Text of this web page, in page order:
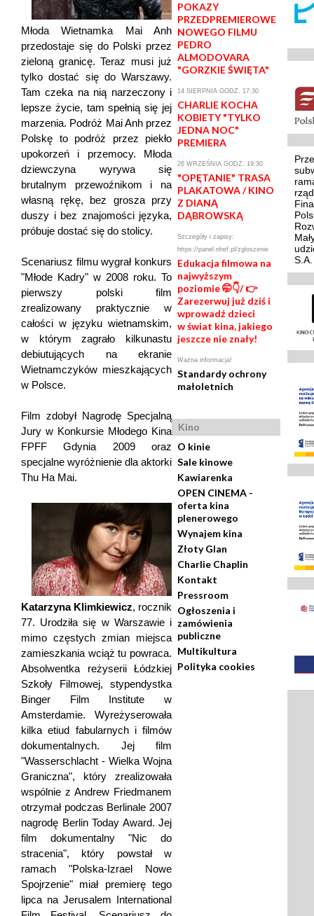
Młoda Wietnamka Mai Anh
przedostaje się do Polski przez
zieloną granicę. Teraz musi już
tylko dostać się do Warszawy.
Tam czeka na nią narzeczony i
lepsze życie, tam spełnią się jej
marzenia. Podróż Mai Anh przez
Polskę to podróż przez piekło
upokorzeń i przemocy. Młoda
dziewczyna wyrywa się
brutalnym przewoźnikom i na
własną rękę, bez grosza przy
duszy i bez znajomości języka,
próbuje dostać się do stolicy.
Scenariusz filmu wygrał konkurs
"Młode Kadry" w 2008 roku. To
pierwszy polski film
zrealizowany praktycznie w
całości w języku wietnamskim,
w którym zagrało kilkunastu
debiutujących na ekranie
Wietnamczyków mieszkających
w Polsce.
Film zdobył Nagrodę Specjalną
Jury w Konkursie Młodego Kina
FPFF Gdynia 2009 oraz
specjalne wyróżnienie dla aktorki
Thu Ha Mai.
Katarzyna Klimkiewicz, rocznik
77. Urodziła się w Warszawie i
mimo częstych zmian miejsca
zamieszkania wciąż tu powraca.
Absolwentka reżyserii Łódzkiej
Szkoły Filmowej, stypendystka
Binger Film Institute w
Amsterdamie. Wyreżyserowała
kilka etiud fabularnych i filmów
dokumentalnych. Jej film
"Wasserschlacht - Wielka Wojna
Graniczna", który zrealizowała
wspólnie z Andrew Friedmanem
otrzymał podczas Berlinale 2007
nagrodę Berlin Today Award. Jej
film dokumentalny "Nic do
stracenia", który powstał w
ramach "Polska-Izrael Nowe
Spojrzenie" miał premierę tego
lipca na Jerusalem International
POKAZY
PRZEDPREMIEROWE
NOWEGO FILMU
PEDRO
ALMODOVARA
"GORZKIE ŚWIĘTA"
14 SIERPNIA GODZ. 17:30
CHARLIE KOCHA
KOBIETY "TYLKO
JEDNA NOC"
PREMIERA
26 WRZEŚNIA GODZ. 19:30
"OPĘTANIE" TRASA
PLAKATOWA / KINO
Z DIANĄ
DĄBROWSKĄ
Szczegóły i zapisy:
https://panel.nhef.pl/zgloszenie
Edukacja filmowa na
najwyższym
poziomie 🤭👇/ 👉
Zarezerwuj już dziś i
wprowadź dzieci
w świat kina, jakiego
jeszcze nie znały!
Ważna informacja!
Standardy ochrony
małoletnich
Kino
O kinie
Sale kinowe
Kawiarenka
OPEN CINEMA -
oferta kina
plenerowego
Wynajem kina
Złoty Glan
Charlie Chaplin
Kontakt
Pressroom
Ogłoszenia i
zamówienia
publiczne
Multikultura
Polityka cookies
S.A.